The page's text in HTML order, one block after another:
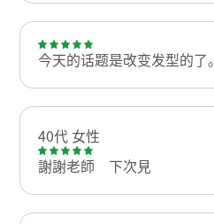
今天的话题是改变发型的了。
40代 女性
謝謝老師 下次見